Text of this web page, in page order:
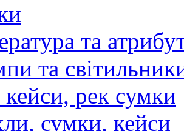
та
та
кейси, рек сумки
сумки, кейси